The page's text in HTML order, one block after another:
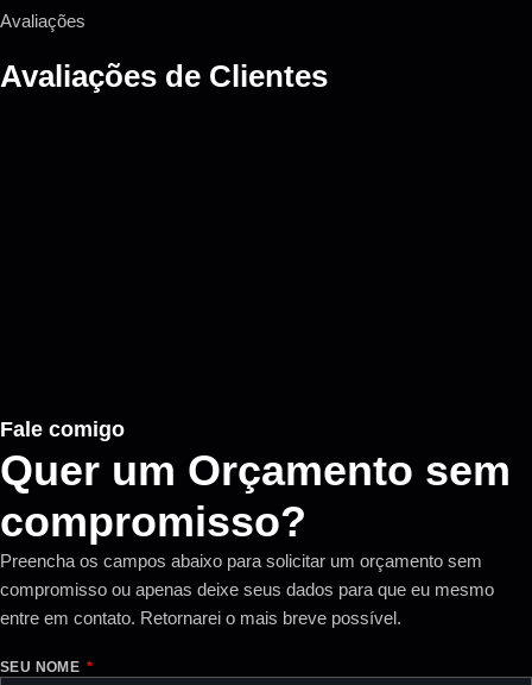
Avaliações
Avaliações de Clientes
Fale comigo
Quer um Orçamento sem
compromisso?
Preencha os campos abaixo para solicitar um orçamento sem
compromisso ou apenas deixe seus dados para que eu mesmo
entre em contato. Retornarei o mais breve possível.
SEU NOME